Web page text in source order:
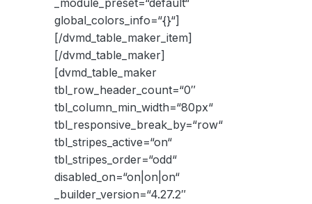
_module_preset=“default“
global_colors_info=“{}“]
[/dvmd_table_maker_item]
[/dvmd_table_maker]
[dvmd_table_maker
tbl_row_header_count=“0″
tbl_column_min_width=“80px“
tbl_responsive_break_by=“row“
tbl_stripes_active=“on“
tbl_stripes_order=“odd“
disabled_on=“on|on|on“
_builder_version=“4.27.2″